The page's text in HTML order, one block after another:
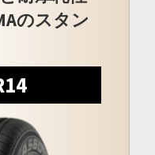
のスタン